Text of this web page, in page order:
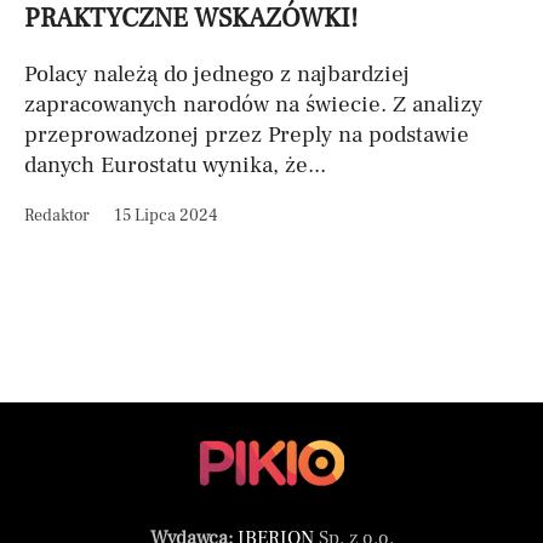
PRAKTYCZNE WSKAZÓWKI!
Polacy należą do jednego z najbardziej
zapracowanych narodów na świecie. Z analizy
przeprowadzonej przez Preply na podstawie
danych Eurostatu wynika, że...
Redaktor 15 Lipca 2024
Wydawca: IBERIONSp. z o.o.